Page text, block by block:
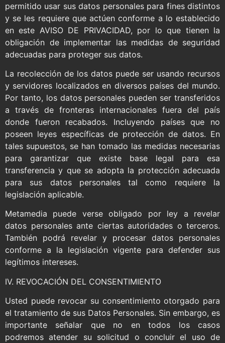
permitido usar sus datos personales para fines distintos
y se les requiere que actúen conforme a lo establecido
en este AVISO DE PRIVACIDAD, por lo que tienen la
obligación de implementar las medidas de seguridad
adecuadas para proteger sus datos.
La recolección de los datos puede ser usando recursos
y servidores localizados en diversos países del mundo.
Por tanto, los datos personales pueden ser transferidos
a través de fronteras internacionales fuera del país
donde fueron recabados. Incluyendo países que no
poseen leyes específicas de protección de datos. En
tales supuestos, se han tomado las medidas necesarias
para garantizar que existe base legal para esa
transferencia y que se adopta la protección adecuada
para sus datos personales tal como requiere la
legislación aplicable.
Metamedia puede verse obligado por ley a revelar
datos personales ante ciertas autoridades o terceros.
También podrá revelar y procesar datos personales
conforme a la legislación vigente para defender sus
legítimos intereses.
IV. REVOCACIÓN DEL CONSENTIMIENTO
Usted puede revocar su consentimiento otorgado para
el tratamiento de sus Datos Personales. Sin embargo, es
importante señalar que no en todos los casos
podremos atender su solicitud o concluir el uso de